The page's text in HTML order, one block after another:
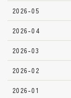
2026-05
2026-04
2026-03
2026-02
2026-01